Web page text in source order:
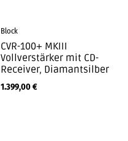
Block
CVR-100+ MKIII
Vollverstärker mit CD-
Receiver, Diamantsilber
1.399,00€